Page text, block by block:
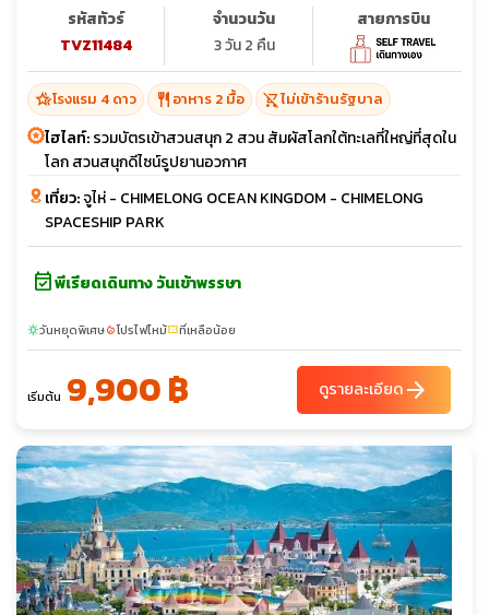
รหัสทัวร์
TVZ11484
จำนวนวัน
3 วัน 2 คืน
สายการบิน
hotel_classโรงแรม 4 ดาว restaurant อาหาร 2 มื้อ shopping_cart_offไม่เข้าร้านรัฐบาล
ไฮไลท์:รวมบัตรเข้าสวนสนุก 2 สวน สัมผัสโลกใต้ทะเลที่ใหญ่ที่สุดใน
โลก สวนสนุกดีไซน์รูปยานอวกาศ
เที่ยว:จูไห่ - CHIMELONG OCEAN KINGDOM - CHIMELONG
SPACESHIP PARK
event_availableพีเรียดเดินทาง วันเข้าพรรษา
sunnyวันหยุดพิเศษlocal_fire_departmentโปรไฟไหม้confirmation_numberที่เหลือน้อย
เริ่มต้น 9,900 ฿ ดูรายละเอียดarrow_forward